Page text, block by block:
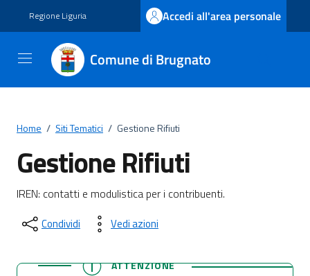
Regione Liguria Accedi all'area personale
Comune di Brugnato
Home / Siti Tematici / Gestione Rifiuti
Gestione Rifiuti
IREN: contatti e modulistica per i contribuenti.
Condividi Vedi azioni
ATTENZIONE
ATTENZIONE